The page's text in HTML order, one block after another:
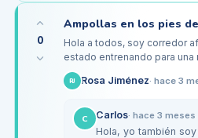
talones antes de
0
Hola a todos, soy corredor
estado entrenando para una
embargo, he comenzado a
planta de los pies,…
RJ Rosa Jiménez· hace 3
C Carlos· hace 3 meses
Hola, yo también